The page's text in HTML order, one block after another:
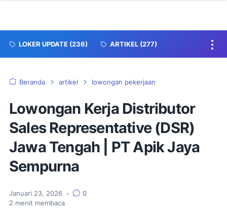
LOKER UPDATE (236) ARTIKEL (277)
Beranda artikel lowongan pekerjaan
Lowongan Kerja Distributor
Sales Representative (DSR)
Jawa Tengah | PT Apik Jaya
Sempurna
Januari 23, 2026 •
0
2 menit membaca